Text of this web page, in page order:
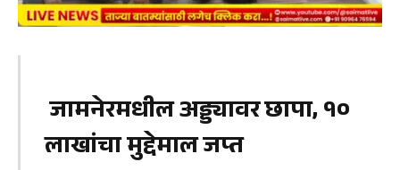
जामनेरमधील अड्ड्यावर छापा, १०
लाखांचा मुद्देमाल जप्त